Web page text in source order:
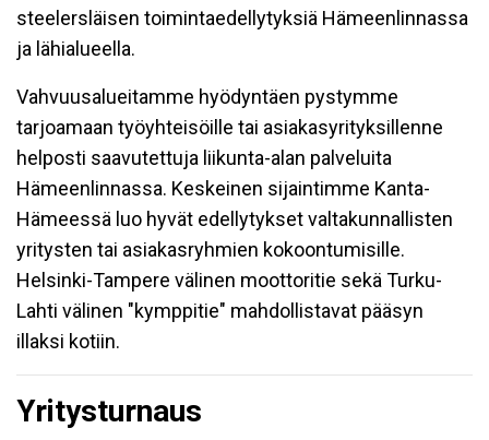
steelersläisen toimintaedellytyksiä Hämeenlinnassa
ja lähialueella.
Vahvuusalueitamme hyödyntäen pystymme
tarjoamaan työyhteisöille tai asiakasyrityksillenne
helposti saavutettuja liikunta-alan palveluita
Hämeenlinnassa. Keskeinen sijaintimme Kanta-
Hämeessä luo hyvät edellytykset valtakunnallisten
yritysten tai asiakasryhmien kokoontumisille.
Helsinki-Tampere välinen moottoritie sekä Turku-
Lahti välinen "kymppitie" mahdollistavat pääsyn
illaksi kotiin.
Yritysturnaus